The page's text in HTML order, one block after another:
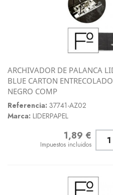
ARCHIVADOR DE PALANCA
BLUE CARTON
NEGRO COMP
Referencia: 37741-AZ02
Marca: LIDERPAPEL
1,89 €
Impuestos incluidos